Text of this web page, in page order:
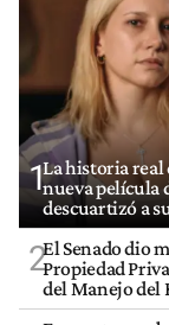
1La historia real
nueva película
descuartizó a
2El Senado dio
Propiedad
del Manejo del